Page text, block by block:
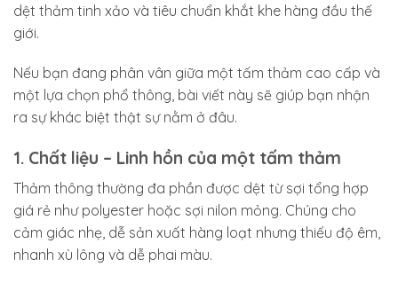
dệt thảm tinh xảo và tiêu chuẩn khắt khe hàng đầu thế
giới.
Nếu bạn đang phân vân giữa một tấm thảm cao cấp và
một lựa chọn phổ thông, bài viết này sẽ giúp bạn nhận
ra sự khác biệt thật sự nằm ở đâu.
1. Chất liệu – Linh hồn của một tấm thảm
Thảm thông thường đa phần được dệt từ sợi tổng hợp
giá rẻ như polyester hoặc sợi nilon mỏng. Chúng cho
cảm giác nhẹ, dễ sản xuất hàng loạt nhưng thiếu độ êm,
nhanh xù lông và dễ phai màu.